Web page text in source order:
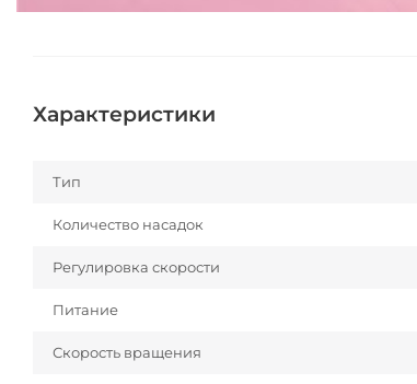
Характеристики
Тип
Количество насадок
Регулировка скорости
Питание
Скорость вращения